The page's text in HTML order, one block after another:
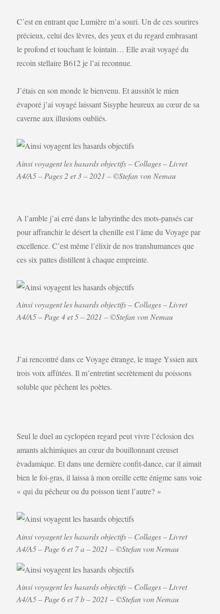
C’est en entrant que Lumière m’a souri. Un de ces sourires
précieux, celui des lèvres, des yeux et du regard embrasant
le profond et touchant le lointain… Elle avait voyagé du
recoin stellaire B612 je l’ai reconnue.
J’étais en son monde le bienvenu. Et aussitôt le mien
évaporé j’ai voyagé laissant Sisyphe heureux au cœur de sa
caverne aux illusions oubliés.
Ainsi voyagent les hasards objectifs – Collages – Livret
A4/A5 – Pages 2 et 3 – 2021 – ©Stefan von Nemau
A l’amble j’ai erré dans le labyrinthe des mots-pansés car
pour affranchir le désert la chenille est l’âme du Voyage par
excellence. C’est même l’élixir de nos transhumances que
ces six pattes distillent à chaque empreinte.
Ainsi voyagent les hasards objectifs – Collages – Livret
A4/A5 – Page 4 et 5 – 2021 – ©Stefan von Nemau
J’ai rencontré dans ce Voyage étrange, le mage Yssien aux
trois voix affûtées. Il m’entretint secrètement du poissons
soluble que pêchent les poètes.
Seul le duel au cyclopéen regard peut vivre l’éclosion des
amants alchimiques au cœur du bouillonnant creuset
èvadamique. Et dans une dernière confit-dance, car il aimait
bien le foi-gras, il laissa à mon oreille cette énigme sans voie
« qui du pêcheur ou du poisson tient l’autre? »
Ainsi voyagent les hasards objectifs – Collages – Livret
A4/A5 – Page 6 et 7 a – 2021 – ©Stefan von Nemau
Ainsi voyagent les hasards objectifs – Collages – Livret
A4/A5 – Page 6 et 7 b – 2021 – ©Stefan von Nemau